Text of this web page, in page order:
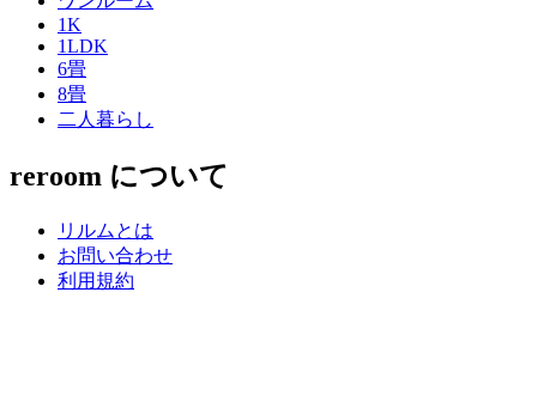
1K
1LDK
6畳
8畳
二人暮らし
reroom について
リルムとは
お問い合わせ
利用規約